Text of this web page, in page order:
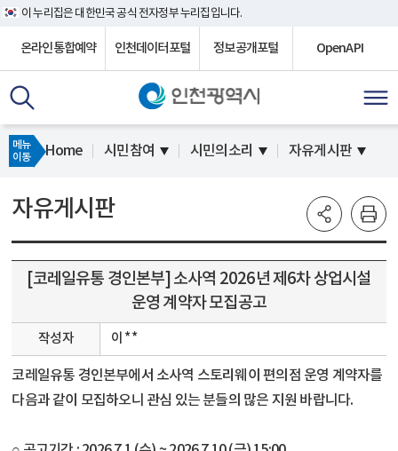
이 누리집은 대한민국 공식 전자정부 누리집입니다.
온라인통합예약 인천데이터포털 정보공개포털 OpenAPI
메뉴
이동
Home 시민참여 시민의소리 자유게시판
자유게시판
[코레일유통 경인본부] 소사역 2026년 제6차 상업시설
운영 계약자 모집공고
작성자 이 * *
코레일유통 경인본부에서 소사역 스토리웨이 편의점 운영 계약자를
다음과 같이 모집하오니 관심 있는 분들의 많은 지원 바랍니다.